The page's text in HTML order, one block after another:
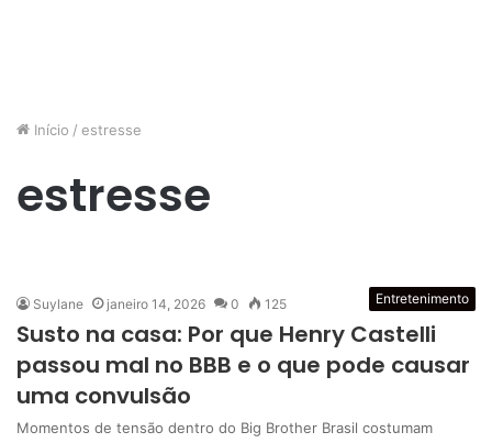
Início / estresse
estresse
Entretenimento
Suylane janeiro 14, 2026 0 125
Susto na casa: Por que Henry Castelli
passou mal no BBB e o que pode causar
uma convulsão
Momentos de tensão dentro do Big Brother Brasil costumam